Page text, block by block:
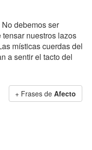
debemos ser
nuestros lazos
místicas cuerdas del
a sentir el tacto del
+ Frases de Afecto